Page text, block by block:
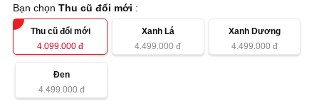
Bạn chọnThu cũ đổi mới :
Thu cũ đổi mới
4.099.000 đ
Xanh Lá
4.499.000 đ
Xanh Dương
4.499.000 đ
Đen
4.499.000đ